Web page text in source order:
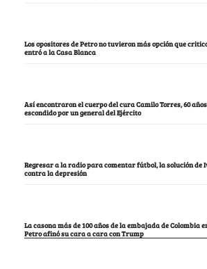
Los opositores de Petro no tuvieron más opción que
entró a la Casa Blanca
Así encontraron el cuerpo del cura Camilo Torres, 60
escondido por un general del Ejército
Regresar a la radio para comentar fútbol, la solución de
contra la depresión
La casona más de 100 años de la embajada de Colombia
Petro afinó su cara a cara con Trump